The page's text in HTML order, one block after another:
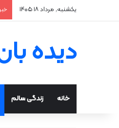
یکشنبه, مرداد ۱۸ ۱۴۰۵
دیده
خانه زندگی سالم